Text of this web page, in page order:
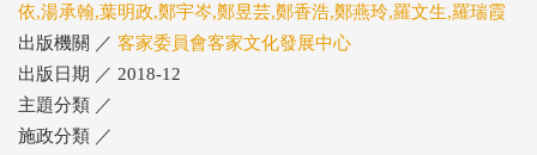
依,湯承翰,葉明政,鄭宇岑,鄭昱芸,鄭香浩,鄭燕玲,羅文生,羅瑞霞
出版機關 ／ 客家委員會客家文化發展中心
出版日期 ／ 2018-12
主題分類 ／
施政分類 ／